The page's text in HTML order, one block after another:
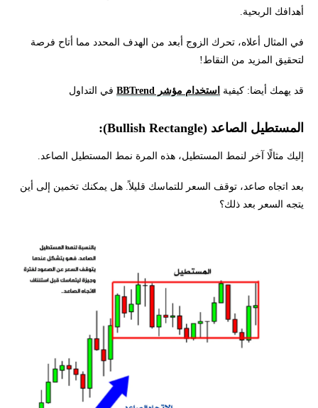
أهدافك الربحية.
في المثال أعلاه، تحرك الزوج أبعد من الهدف المحدد مما أتاح فرصة
لتحقيق المزيد من النقاط!
قد يهمك أيضا: كيفية استخدام مؤشر BBTrend في التداول
المستطيل الصاعد (Bullish Rectangle):
إليك مثالًا آخر لنمط المستطيل، هذه المرة نمط المستطيل الصاعد.
بعد اتجاه صاعد، توقف السعر للتماسك قليلاً. هل يمكنك تخمين إلى أين
يتجه السعر بعد ذلك؟